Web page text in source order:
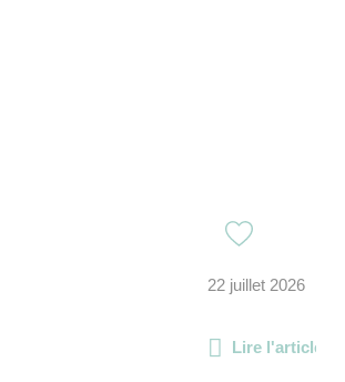
22 juillet 2026
Lire l'article